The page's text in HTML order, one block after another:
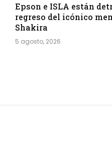
Epson e ISLA están
regreso del icónico
Shakira
5 agosto, 2026